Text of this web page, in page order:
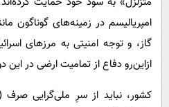
امپریالیسم در زمینه‌های گوناگون
گاز، و توجه امنیتی به مرزهای
ازاین‌رو دفاع از تمامیت ارضی در این
کشور، نباید از سرِ ملی‌گرایی